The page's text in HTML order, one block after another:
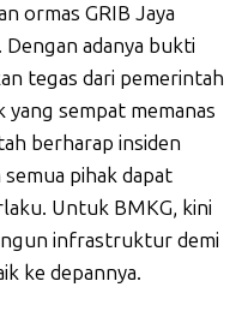
ormas GRIB Jaya
adanya bukti
tegas dari pemerintah
sempat memanas
berharap insiden
pihak dapat
Untuk BMKG, kini
infrastruktur demi
ke depannya.